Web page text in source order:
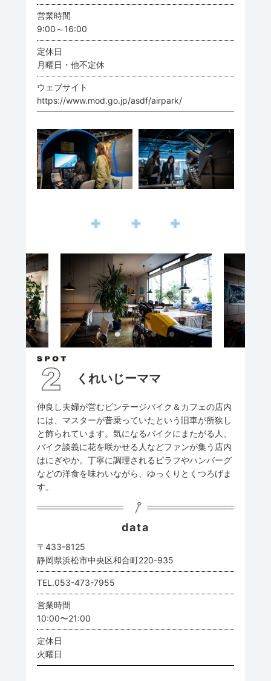
営業時間
9:00～16:00
定休日
月曜日・他不定休
ウェブサイト
https://www.mod.go.jp/asdf/airpark/
くれいじーママ
仲良し夫婦が営むビンテージバイク＆カフェの店内
には、マスターが昔乗っていたという旧車が所狭し
と飾られています。気になるバイクにまたがる人、
バイク談義に花を咲かせる人などファンが集う店内
はにぎやか。丁寧に調理されるピラフやハンバーグ
などの洋食を味わいながら、ゆっくりとくつろげま
す。
data
〒433-8125
静岡県浜松市中央区和合町220-935
TEL.053-473-7955
営業時間
10:00〜21:00
定休日
火曜日